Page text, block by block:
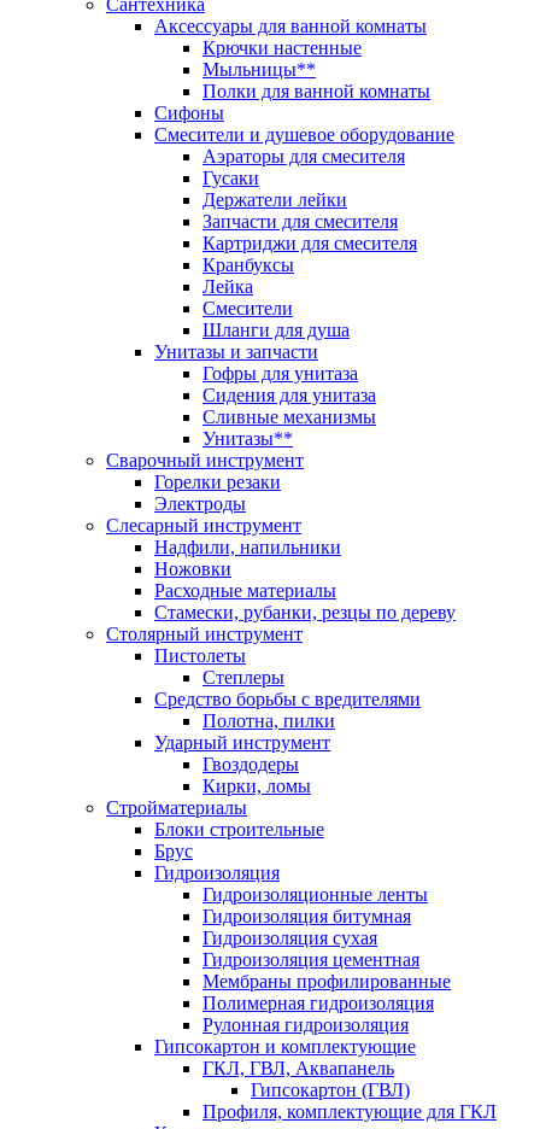
Сантехника
Аксессуары для ванной комнаты
Крючки настенные
Мыльницы**
Полки для ванной комнаты
Сифоны
Смесители и душевое оборудование
Аэраторы для смесителя
Гусаки
Держатели лейки
Запчасти для смесителя
Картриджи для смесителя
Кранбуксы
Лейка
Смесители
Шланги для душа
Унитазы и запчасти
Гофры для унитаза
Сидения для унитаза
Сливные механизмы
Унитазы**
Сварочный инструмент
Горелки резаки
Электроды
Слесарный инструмент
Надфили, напильники
Ножовки
Расходные материалы
Стамески, рубанки, резцы по дереву
Столярный инструмент
Пистолеты
Степлеры
Средство борьбы с вредителями
Полотна, пилки
Ударный инструмент
Гвоздодеры
Кирки, ломы
Стройматериалы
Блоки строительные
Брус
Гидроизоляция
Гидроизоляционные ленты
Гидроизоляция битумная
Гидроизоляция сухая
Гидроизоляция цементная
Мембраны профилированные
Полимерная гидроизоляция
Рулонная гидроизоляция
Гипсокартон и комплектующие
ГКЛ, ГВЛ, Аквапанель
Гипсокартон (ГВЛ)
Профиля, комплектующие для ГКЛ